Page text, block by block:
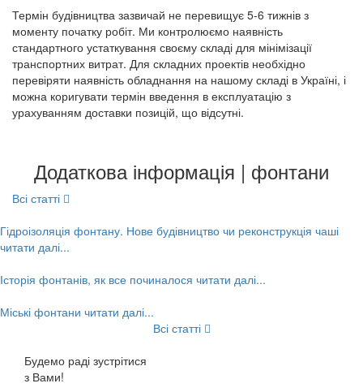
Термін будівництва зазвичай не перевищує 5-6 тижнів з
моменту початку робіт. Ми контролюємо наявність
стандартного устаткування своєму складі для мінімізації
транспортних витрат. Для складних проектів необхідно
перевіряти наявність обладнання на нашому складі в Україні, і
можна коригувати термін введення в експлуатацію з
урахуванням доставки позицій, що відсутні.
Додаткова інформація | фонтани
Всі статті
Гідроізоляція фонтану. Нове будівництво чи реконструкція чаші
читати далі...
Історія фонтанів, як все починалося читати далі...
Міські фонтани читати далі...
Всі статті
Будемо раді зустрітися
з Вами!